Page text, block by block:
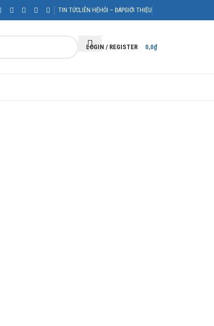
TIN TỨCLIÊN HỆHỎI – ĐÁPGIỚI THIỆU
LOGIN / REGISTER 0,0₫